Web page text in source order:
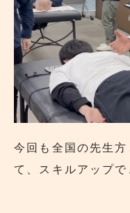
今回も全国の先生
て、スキルアップで